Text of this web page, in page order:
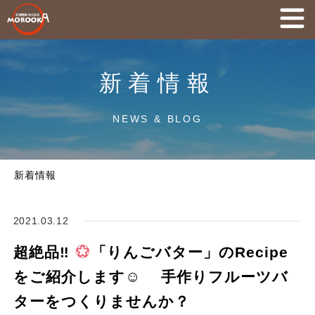
新着情報
NEWS & BLOG
新着情報
2021.03.12
超絶品‼
「りんごバター」のRecipe
をご紹介します☺ 手作りフルーツバ
ターをつくりませんか？